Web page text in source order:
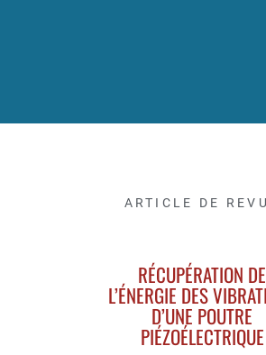
ARTICLE DE
RÉCUPÉRATION DE
L’ÉNERGIE DES
D’UNE POUTRE
PIÉZOÉLECTRIQUE